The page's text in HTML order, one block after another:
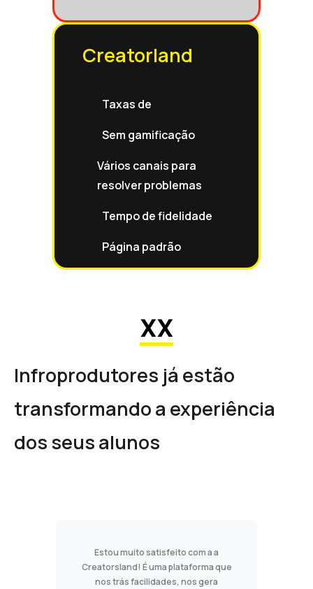
Creatorland
Taxas de
Sem gamificação
Vários canais para
resolver problemas
Tempo de fidelidade
Página padrão
XX
Infroprodutores já estão
transformando a experiência
dos seus alunos
Estou muito satisfeito com a a
Creatorsland! É uma plataforma que
nos trás facilidades, nos gera